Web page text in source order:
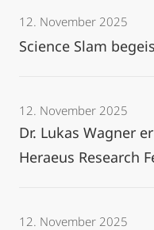
12. November 2025
Science Slam
12. November 2025
Dr. Lukas Wagner
Heraeus Research
12. November 2025